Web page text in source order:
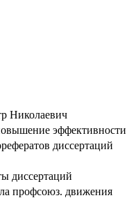
Николаевич
эффективности
диссертаций
диссертаций
профсоюз. движения